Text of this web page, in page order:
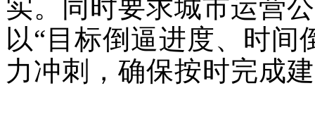
实。同时要求城市运营
以“目标倒逼进度、时间
力冲刺，确保按时完成